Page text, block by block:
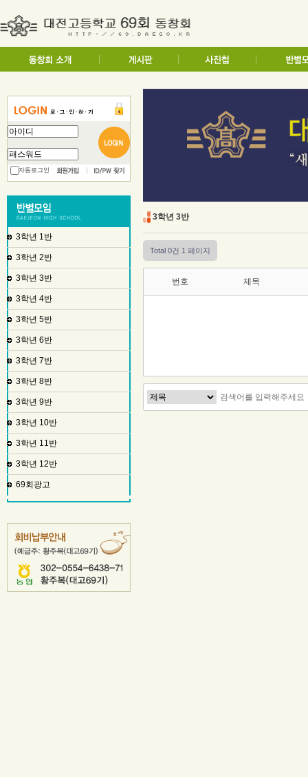
자동로그인
3학년 1반
3학년 2반
3학년 3반
3학년 4반
3학년 5반
3학년 6반
3학년 7반
3학년 8반
3학년 9반
3학년 10반
3학년 11반
3학년 12반
69회광고
3학년 3반
Total 0건 1 페이지
번호 제목